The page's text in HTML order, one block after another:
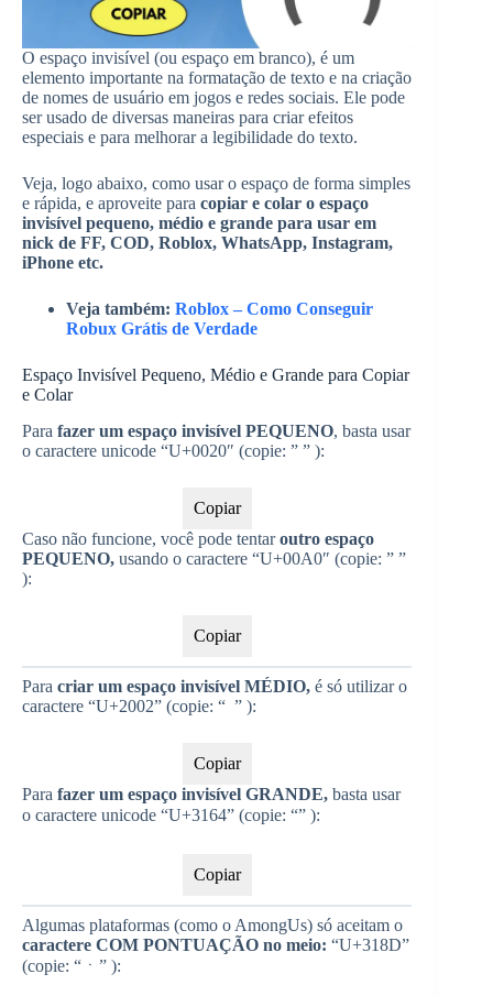
O espaço invisível (ou espaço em branco), é um
elemento importante na formatação de texto e na criação
de nomes de usuário em jogos e redes sociais. Ele pode
ser usado de diversas maneiras para criar efeitos
especiais e para melhorar a legibilidade do texto.
Veja, logo abaixo, como usar o espaço de forma simples
e rápida, e aproveite para copiar e colar o espaço
invisível pequeno, médio e grande para usar em
nick de FF, COD, Roblox, WhatsApp, Instagram,
iPhone etc.
Veja também: Roblox – Como Conseguir
Robux Grátis de Verdade
Espaço Invisível Pequeno, Médio e Grande para Copiar
e Colar
Para fazer um espaço invisível PEQUENO, basta usar
o caractere unicode “U+0020″ (copie: ” ” ):
Copiar
Caso não funcione, você pode tentaroutro espaço
PEQUENO, usando o caractere “U+00A0″ (copie: ” ”
):
Copiar
Para criar um espaço invisível MÉDIO, é só utilizar o
caractere “U+2002” (copie: “ ” ):
Copiar
Para fazer um espaço invisível GRANDE, basta usar
o caractere unicode “U+3164” (copie: “ㅤ” ):
Copiar
Algumas plataformas (como o AmongUs) só aceitam o
caractere COM PONTUAÇÃO no meio: “U+318D”
(copie: “ㆍ” ):